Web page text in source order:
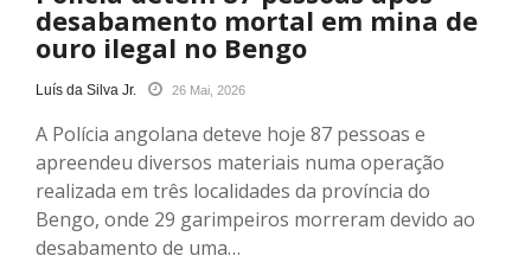
desabamento mortal em mina de
ouro ilegal no Bengo
Luís da Silva Jr. 26 Mai, 2026
A Polícia angolana deteve hoje 87 pessoas e
apreendeu diversos materiais numa operação
realizada em três localidades da província do
Bengo, onde 29 garimpeiros morreram devido ao
desabamento de uma…